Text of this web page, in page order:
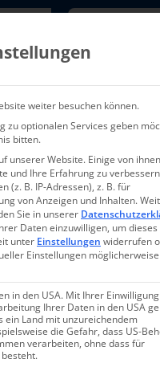
& Presse
auf Rädern
Versandkosten
sind aufgrund
der Lage, für sich
weiter besuchen können.
zu optionalen Services geben
bitten.
unserer Website. Einige von
und Ihre Erfahrung zu
(z. B. IP-Adressen), z. B. für
von Anzeigen und Inhalten.
Sie in unserer
Daten einzuwilligen, um dieses
unter Einstellungen widerrufen
Einstellungen
in den USA. Mit Ihrer
Ihrer Daten in den USA
ein Land mit unzureichendem
die Gefahr, dass US-
verarbeiten, ohne dass für